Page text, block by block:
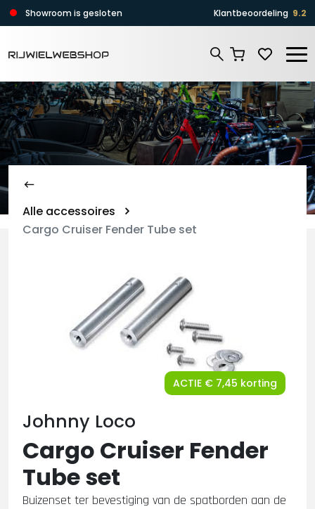
Zoeken
Showroom is gesloten Klantbeoordeling 9.2
Alle accessoires
Cargo Cruiser Fender Tube set
ACTIE € 7,45 korting
Johnny Loco
Cargo Cruiser Fender
Tube set
Buizenset ter bevestiging van de spatborden aan de